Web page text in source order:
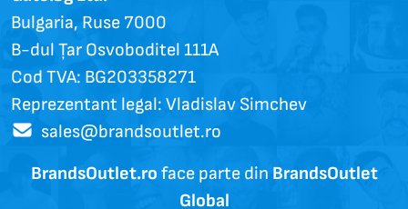
Bulgaria, Ruse 7000
B-dul Țar Osvoboditel 111A
Cod TVA: BG203358271
Reprezentant legal: Vladislav Simchev
sales@brandsoutlet.ro
BrandsOutlet.ro face parte din BrandsOutlet
Global